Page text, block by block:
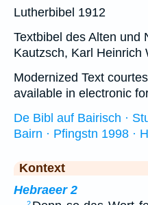
Lutherbibel 1912
Textbibel des Alten und
Kautzsch, Karl Heinrich
Modernized Text
available in electronic
De Bibl auf Bairisch ·
Bairn · Pfingstn 1998 ·
Kontext
Hebraeer 2